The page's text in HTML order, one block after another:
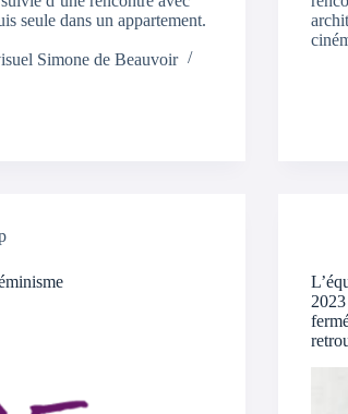
seule dans un appartement.
Simone de Beauvoir